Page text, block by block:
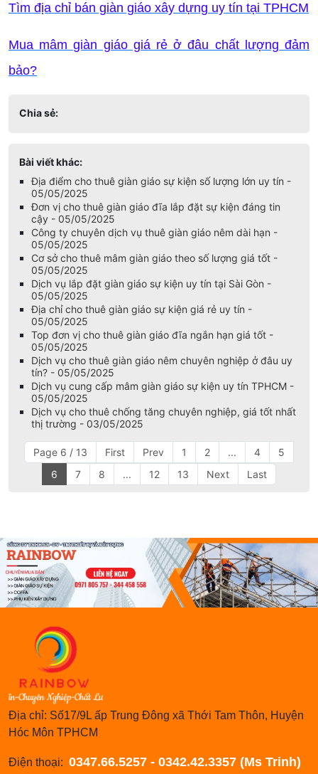
Tìm địa chỉ bán giàn giáo xây dựng uy tín tại TPHCM
Mua mâm giàn giáo giá rẻ ở đâu chất lượng đảm
bảo?
Chia sẻ:
Bài viết khác:
Địa điểm cho thuê giàn giáo sự kiện số lượng lớn uy tín -
05/05/2025
Đơn vị cho thuê giàn giáo đĩa lắp đặt sự kiện đáng tin
cậy - 05/05/2025
Công ty chuyên dịch vụ thuê giàn giáo nêm dài hạn -
05/05/2025
Cơ sở cho thuê mâm giàn giáo theo số lượng giá tốt -
05/05/2025
Dịch vụ lắp đặt giàn giáo sự kiện uy tín tại Sài Gòn -
05/05/2025
Địa chỉ cho thuê giàn giáo sự kiện giá rẻ uy tín -
05/05/2025
Top đơn vị cho thuê giàn giáo đĩa ngắn hạn giá tốt -
05/05/2025
Dịch vụ cho thuê giàn giáo nêm chuyên nghiệp ở đâu uy
tín? - 05/05/2025
Dịch vụ cung cấp mâm giàn giáo sự kiện uy tín TPHCM -
05/05/2025
Dịch vụ cho thuê chống tăng chuyên nghiệp, giá tốt nhất
thị trường - 03/05/2025
Page 6 / 13 Prev 1 2 ... 4
Địa chỉ: Số17/9L ấp Trung Đông xã Thới Tam Thôn, Huyện